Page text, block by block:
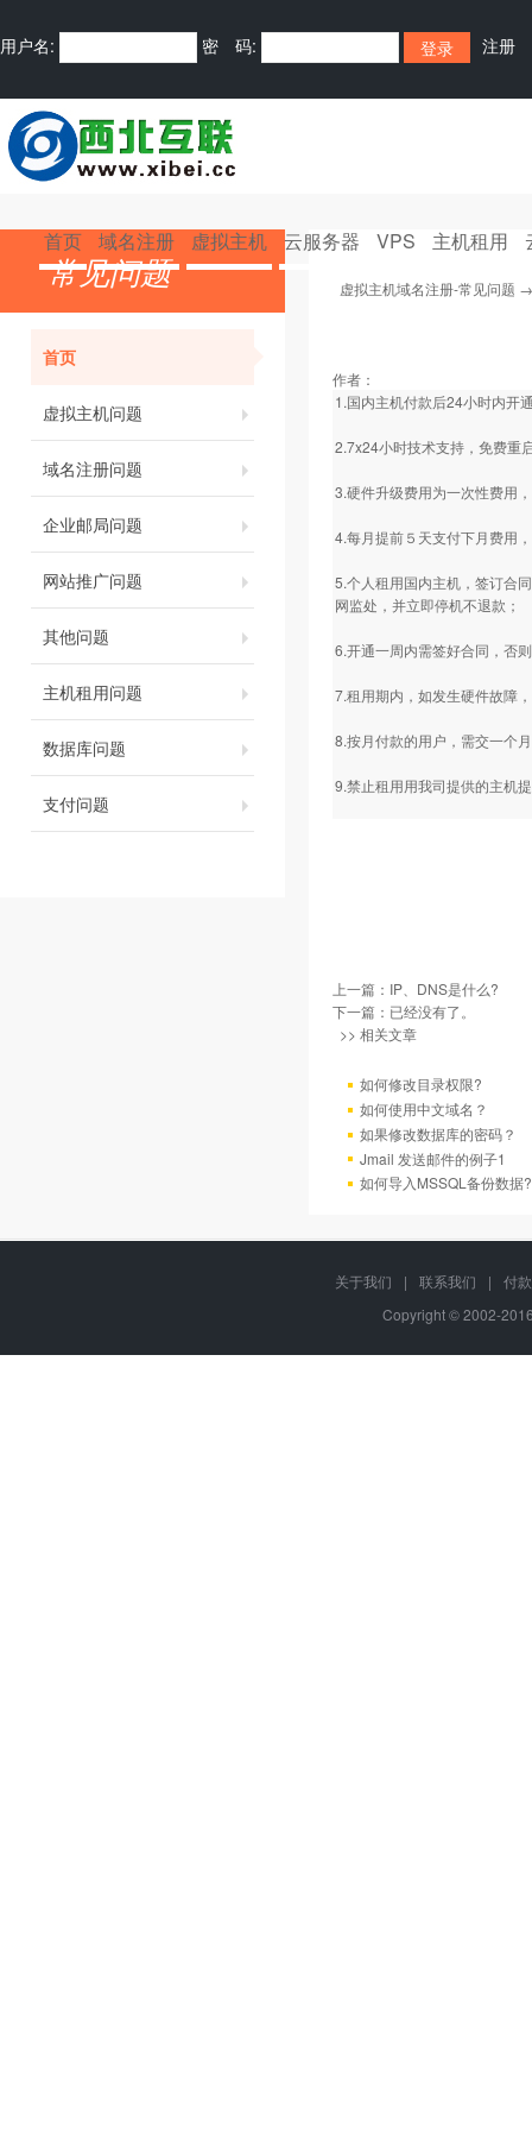
用户名: 密 码: 注册
首页 域名注册 虚拟主机 云服务器 VPS 主机租用
常见问题
首页
虚拟主机问题
域名注册问题
企业邮局问题
网站推广问题
其他问题
主机租用问题
数据库问题
支付问题
虚拟主机域名注册-常见问题
作者：
1.国内主机付款后24小时内开
2.7x24小时技术支持，免费重
3.硬件升级费用为一次性费用
4.每月提前５天支付下月费用
5.个人租用国内主机，签订合
网监处，并立即停机不退款；
6.开通一周内需签好合同，否
7.租用期内，如发生硬件故障
8.按月付款的用户，需交一个
9.禁止租用用我司提供的主机
上一篇： IP、DNS是什么?
下一篇：已经没有了。
>> 相关文章
如何修改目录权限?
如何使用中文域名？
如果修改数据库的密码？
Jmail 发送邮件的例子1
如何导入MSSQL备份数据
关于我们 | 联系我们 |
付
Copyright © 2002-